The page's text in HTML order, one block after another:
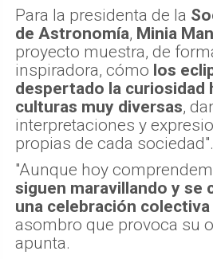
Para la presidenta de la
de Astronomía, Minia
proyecto muestra, de
inspiradora, cómo los
despertado la curiosidad
culturas muy diversas,
interpretaciones y
propias de cada sociedad".
"Aunque hoy
siguen maravillando y se
una celebración colectiva
asombro que provoca su
apunta.